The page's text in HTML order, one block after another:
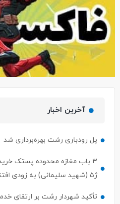
آخرین اخبار
پل رودباری رشت بهره‌برداری شد
۳ باب مغازه محدوده پستک
ژ۵ (شهید سلیمانی) به زودی افتتاح می‌شود
تأکید شهردار رشت بر ارتقای